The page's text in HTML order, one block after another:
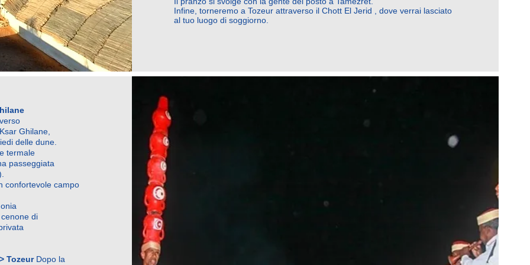
Infine, torneremo a Tozeur attraverso il Chott El Jerid , dove verrai lasciato
al tuo luogo di soggiorno.
Ghilane,
delle dune.
termale
passeggiata
confortevole campo
di
Tozeur Dopo la